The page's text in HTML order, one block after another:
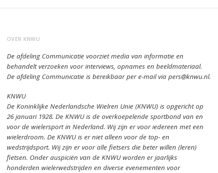
OVER KNWU
De afdeling Communicatie voorziet media van informatie en
behandelt verzoeken voor interviews, opnames en beeldmateriaal.
De afdeling Communicatie is bereikbaar per e-mail via pers@knwu.nl.
KNWU
De Koninklijke Nederlandsche Wielren Unie (KNWU) is opgericht op
26 januari 1928.De KNWU is de overkoepelende sportbond van en
voor de wielersport in Nederland. Wij zijn er voor iedereen met een
wielerdroom.De KNWU is er niet alleen voor de top- en
wedstrijdsport. Wij zijn ervoor alle fietsers die beter willen (leren)
fietsen. Onder auspiciën van de KNWU worden er jaarlijks
honderden wielerwedstrijden en diverse evenementen voor